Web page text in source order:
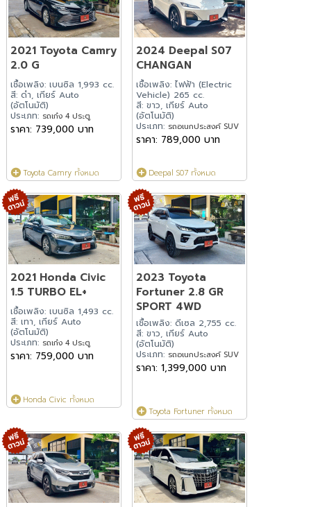
2021 Toyota Camry
2.0 G
เชื้อเพลิง: เบนซิล 1,993 cc.
สี: ดำ, เกียร์ Auto
(อัตโนมัติ)
ประเภท: รถเก๋ง 4 ประตู
ราคา: 739,000 บาท
Toyota Camry ทั้งหมด
2024 Deepal S07
CHANGAN
เชื้อเพลิง: ไฟฟ้า (Electric
Vehicle) 265 cc.
สี: ขาว, เกียร์ Auto
(อัตโนมัติ)
ประเภท: รถอเนกประสงค์ SUV
ราคา: 789,000 บาท
Deepal S07 ทั้งหมด
2021 Honda Civic
1.5 TURBO EL+
เชื้อเพลิง: เบนซิล 1,493 cc.
สี: เทา, เกียร์ Auto
(อัตโนมัติ)
ประเภท: รถเก๋ง 4 ประตู
ราคา: 759,000 บาท
Honda Civic ทั้งหมด
2023 Toyota
Fortuner 2.8 GR
SPORT 4WD
เชื้อเพลิง: ดีเซล 2,755 cc.
สี: ขาว, เกียร์ Auto
(อัตโนมัติ)
ประเภท: รถอเนกประสงค์ SUV
ราคา: 1,399,000 บาท
Toyota Fortuner ทั้งหมด